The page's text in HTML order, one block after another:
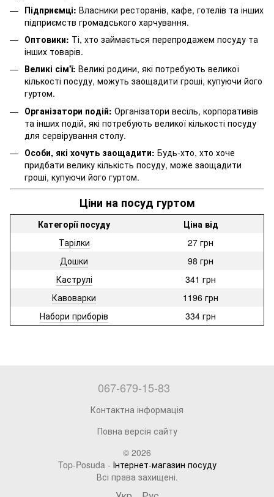
Підприємці: Власники ресторанів, кафе, готелів та інших
підприємств громадського харчування.
Оптовики: Ті, хто займається перепродажем посуду та
інших товарів.
Великі сім'ї: Великі родини, які потребують великої
кількості посуду, можуть заощадити гроші, купуючи його
гуртом.
Організатори подій: Організатори весіль, корпоративів
та інших подій, які потребують великої кількості посуду
для сервірування столу.
Особи, які хочуть заощадити: Будь-хто, хто хоче
придбати велику кількість посуду, може заощадити
гроші, купуючи його гуртом.
Ціни на посуд гуртом
Категорії посуду
Ціна від
Тарілки
27 грн
Дошки
98 грн
Каструлі
341 грн
Кавоварки
1196 грн
Набори приборів
334 грн
067-679-15-83
Контактна інформація
Повна версія сайту
© 2026
Top-Posuda - Інтернет-магазин посуду
Всі права захищені.